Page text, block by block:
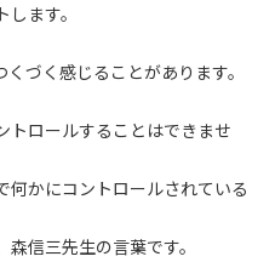
ます。
づく感じることがあります。
トロールすることはできませ
何かにコントロールされている
信三先生の言葉です。